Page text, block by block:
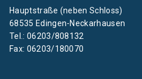
Hauptstraße (neben Schloss)
68535 Edingen-Neckarhausen
Tel.: 06203/808132
Fax: 06203/180070